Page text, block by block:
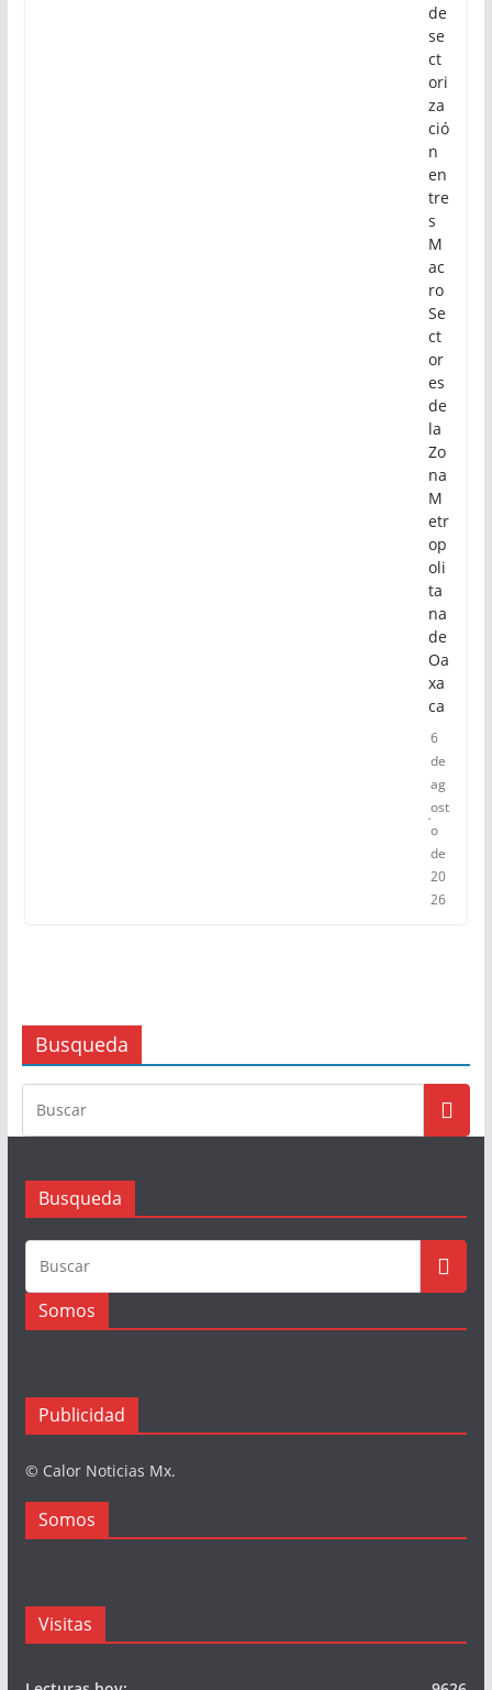
de
se
ct
ori
za
ció
n
en
tre
s
M
ac
ro
Se
ct
or
es
de
la
Zo
na
M
etr
op
oli
ta
na
de
Oa
xa
ca
6
de
ag
ost
o
de
20
26
Busqueda
Busqueda
Somos
Publicidad
© Calor Noticias Mx.
Somos
Visitas